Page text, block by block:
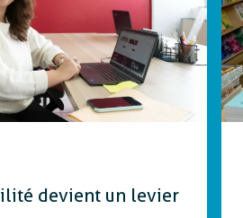
devient un levier